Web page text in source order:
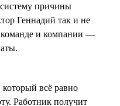
причины
Геннадий так и не
команде и компании —
всё равно
Работник получит